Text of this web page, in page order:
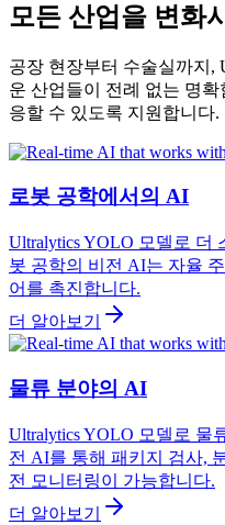
모든 산업을 변화
공장 현장부터 수술실까지,
운 산업들이 전례 없는 명
응할 수 있도록 지원합니다.
로봇 공학에서의 AI
Ultralytics YOLO 모델로 더
봇 공학의 비전 AI는 자율
어를 촉진합니다.
더 알아보기
물류 분야의 AI
Ultralytics YOLO 모델로 물
전 AI를 통해 패키지 검사,
전 모니터링이 가능합니다.
더 알아보기